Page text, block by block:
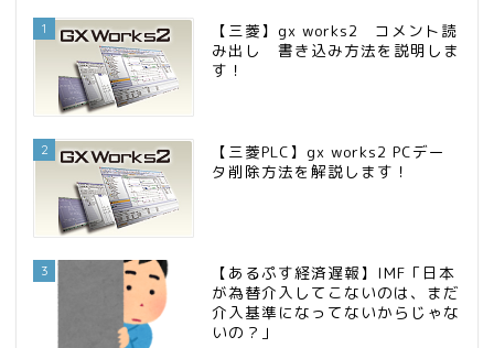
1
【三菱】gx works2 コメント読
み出し 書き込み方法を説明しま
す！
2
【三菱PLC】gx works2 PCデー
タ削除方法を解説します！
3
【あるぷす経済遅報】IMF「日本
が為替介入してこないのは、まだ
介入基準になってないからじゃな
いの？」